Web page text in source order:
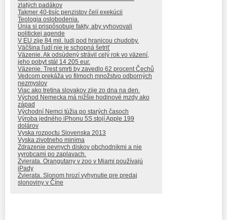
zlatých padákov
Takmer 40-tisíc penzistov čelí exekúcii
Teologia oslobodenia.
Únia si prispôsobuje fakty, aby vyhovovali
politickej agende
V EU zije 84 mil. ludi pod hranicou chudoby.
Väčšina ľudí nie je schopná šetriť
Väzenie. Ak odsúdený strávil celý rok vo väzení,
jeho pobyt stál 14 205 eur.
Väzenie. Trest smrti by zavedlo 62 procent Čechů
Vedcom prekáža vo filmoch množstvo odborných
nezmyslov
Viac ako tretina slovakov zije zo dna na den.
Východ Nemecka má nižšie hodinové mzdy ako
západ
Východní Nemci túžia po starých časoch
Výroba jedného iPhonu 5S stojí Apple 199
dolárov
Vyska rozpoctu Slovenska 2013
Vyska zivotneho minima
Zdrazenie pevnych diskov obchodnikmi a nie
vyrobcami po zaplavach.
Zvierata. Orangutany v zoo v Miami používajú
iPady
Zvierata. Slonom hrozí vyhynutie pre predaj
slonoviny v Číne